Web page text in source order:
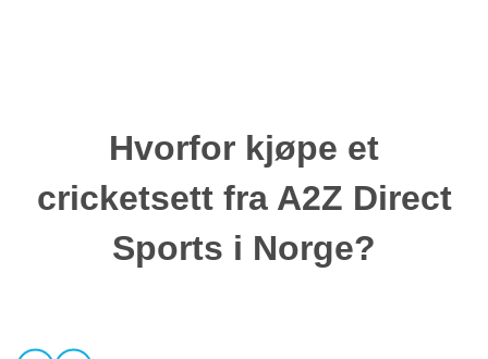
Hvorfor kjøpe et
cricketsett fra A2Z Direct
Sports i Norge?